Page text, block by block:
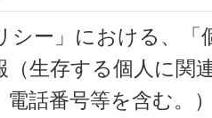
シー」における、
（生存する個人に関
電話番号等を含む。